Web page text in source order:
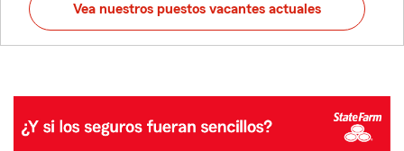
Vea nuestros puestos vacantes actuales